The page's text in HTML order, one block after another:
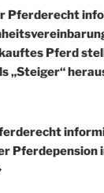
Pferderecht
Pferd
„Steiger“
Pferdepension